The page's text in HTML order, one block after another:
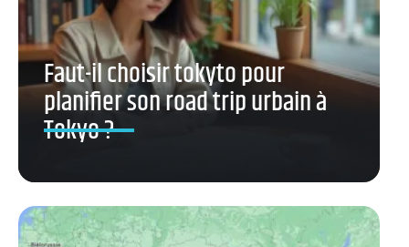
Faut-il choisir tokyto pour
planifier son road trip urbain à
Tokyo ?